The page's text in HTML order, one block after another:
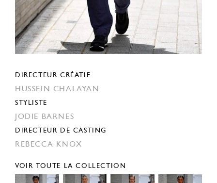
DIRECTEUR CRÉATIF
HUSSEIN CHALAYAN
STYLISTE
JODIE BARNES
DIRECTEUR DE CASTING
REBECCA KNOX
VOIR TOUTE LA COLLECTION